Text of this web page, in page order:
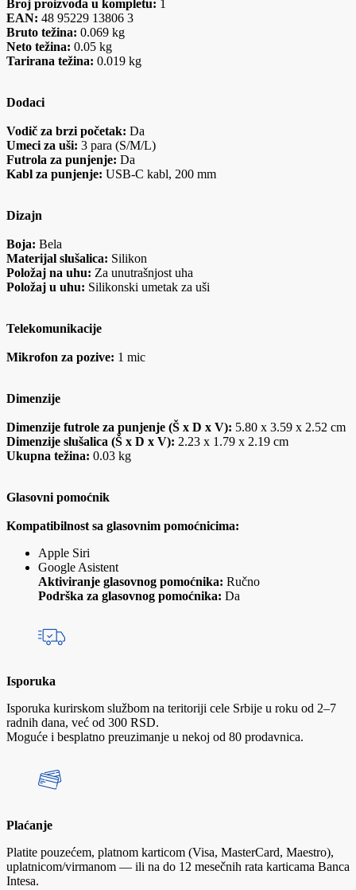
Broj proizvoda u kompletu: 1
EAN: 48 95229 13806 3
Bruto težina: 0.069 kg
Neto težina: 0.05 kg
Tarirana težina: 0.019 kg
Dodaci
Vodič za brzi početak: Da
Umeci za uši: 3 para (S/M/L)
Futrola za punjenje: Da
Kabl za punjenje: USB-C kabl, 200 mm
Dizajn
Boja: Bela
Materijal slušalica: Silikon
Položaj na uhu: Za unutrašnjost uha
Položaj u uhu: Silikonski umetak za uši
Telekomunikacije
Mikrofon za pozive: 1 mic
Dimenzije
Dimenzije futrole za punjenje (Š x D x V): 5.80 x 3.59 x 2.52 cm
Dimenzije slušalica (Š x D x V): 2.23 x 1.79 x 2.19 cm
Ukupna težina: 0.03 kg
Glasovni pomoćnik
Kompatibilnost sa glasovnim pomoćnicima:
Apple Siri
Google Asistent
Aktiviranje glasovnog pomoćnika: Ručno
Podrška za glasovnog pomoćnika: Da
Isporuka
Isporuka kurirskom službom na teritoriji cele Srbije u roku od 2–7
radnih dana, već od 300 RSD.
Moguće i besplatno preuzimanje u nekoj od 80 prodavnica.
Plaćanje
Platite pouzećem, platnom karticom (Visa, MasterCard, Maestro),
uplatnicom/virmanom — ili na do 12 mesečnih rata karticama Banca
Intesa.